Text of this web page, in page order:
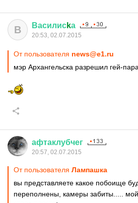
В Василисkа
20:53, 02.07.2015
От пользователя news@e1.ru
мэр Архангельска разрешил гей-
афтаклубчег
20:57, 02.07.2015
От пользователя Лампашка
вы представляете какое побоище
переполнены, камеры забиты..... мой